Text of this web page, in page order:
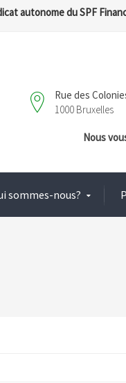
autonome du SPF
Rue des
1000 Bruxelles
Nous
sommes-nous?